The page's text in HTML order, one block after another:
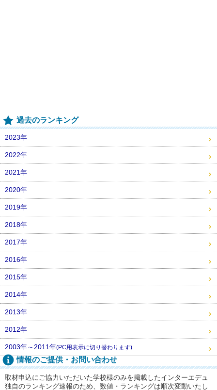
過去のランキング
2023年
2022年
2021年
2020年
2019年
2018年
2017年
2016年
2015年
2014年
2013年
2012年
2003年～2011年(PC用表示に切り替わります)
情報のご提供・お問い合わせ
取材申込にご協力いただいた学校様のみを掲載したインターエデュ
独自のランキング速報のため、数値・ランキングは順次変動いたし